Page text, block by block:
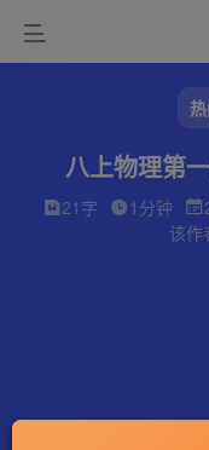
八上物理第
21字 1分钟
该作